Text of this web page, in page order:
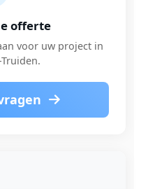
offerte
voor uw project in